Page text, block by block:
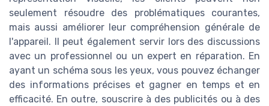
seulement résoudre des problématiques courantes,
mais aussi améliorer leur compréhension générale de
l'appareil. Il peut également servir lors des discussions
avec un professionnel ou un expert en réparation. En
ayant un schéma sous les yeux, vous pouvez échanger
des informations précises et gagner en temps et en
efficacité. En outre, souscrire à des publicités ou à des